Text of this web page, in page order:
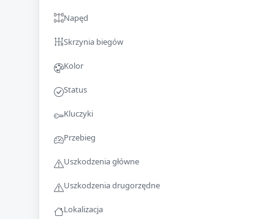
Napęd
Skrzynia biegów
Kolor
Status
Kluczyki
Przebieg
Uszkodzenia główne
Uszkodzenia drugorzędne
Lokalizacja